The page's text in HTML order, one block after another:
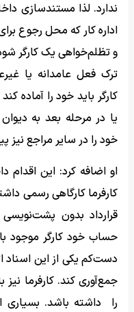
ندارد. لذا مستندسازی
اداره کار که محل رجوع
و تظلم‌خواهی یک کارگر
ترک فعل عامدانه یا
کارگر باید خود را آماده
یا در مرحله بعد به
خود را در سایر مراجع نیز
او اضافه کرد: این
کارفرما کارگاهی رسمی
قرارداد بدون
حساب خود کارگر موجود
دست‌کم یکی از این اسناد
جمع‌آوری کند. کارفرما نیز
را داشته باشد. بسیاری